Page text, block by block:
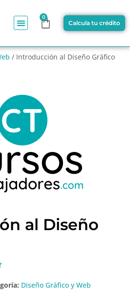
0
Calcula tu crédito
/ Introducción al Diseño Gráfico
al Diseño
Diseño Gráfico y Web